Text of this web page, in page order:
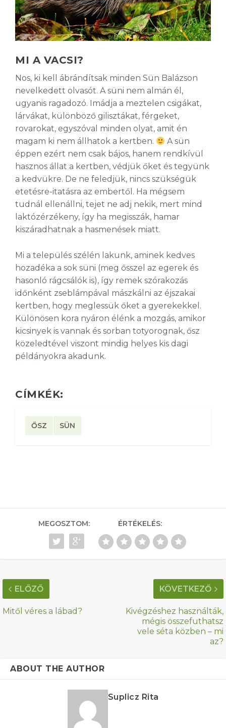
MI A VACSI?
Nos, ki kell ábrándítsak minden Sün Balázson
nevelkedett olvasót. A süni nem almán él,
ugyanis ragadozó. Imádja a meztelen csigákat,
lárvákat, különböző gilisztákat, férgeket,
rovarokat, egyszóval minden olyat, amit én
magam ki nem állhatok a kertben.
A sün
éppen ezért nem csak bájos, hanem rendkívül
hasznos állat a kertben, védjük őket és tegyünk
a kedvükre. De ne feledjük, nincs szükségük
etetésre-itatásra az embertől. Ha mégsem
tudnál ellenállni, tejet ne adj nekik, mert mind
laktózérzékeny, így ha megisszák, hamar
kiszáradhatnak a hasmenések miatt.
Mi a település szélén lakunk, aminek kedves
hozadéka a sok süni (meg ősszel az egerek és
hasonló rágcsálók is), így remek szórakozás
időnként zseblámpával mászkálni az éjszakai
kertben, hogy meglessük őket a gyerekekkel.
Különösen kora nyáron élénk a mozgás, amikor
kicsinyek is vannak és sorban totyorognak, ősz
közeledtével viszont mindig helyes kis dagi
példányokra akadunk.
CÍMKÉK:
ŐSZ SÜN
MEGOSZTOM: ÉRTÉKELÉS:
ELŐZŐ
Mitől véres a lábad?
KÖVETKEZŐ
Kivégzéshez használták,
mégis összefuthatsz
vele séta közben – mi
az?
ABOUT THE AUTHOR
Suplicz Rita